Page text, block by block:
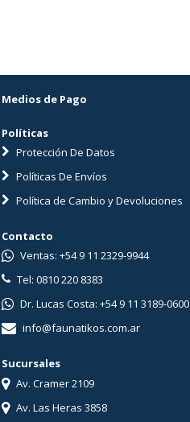
Medios de Pago
Políticas
Protección De Datos
Políticas De Envíos
Política de Cambio y Devoluciones
Contacto
Ventas: +54 9 11 2329-9944
Tel: 0810 220 8383
Dr. Lucas Costa: +54 9 11 3189-0600
info@faunatikos.com.ar
Sucursales
Av. Cramer 2109
Av. Las Heras 3858